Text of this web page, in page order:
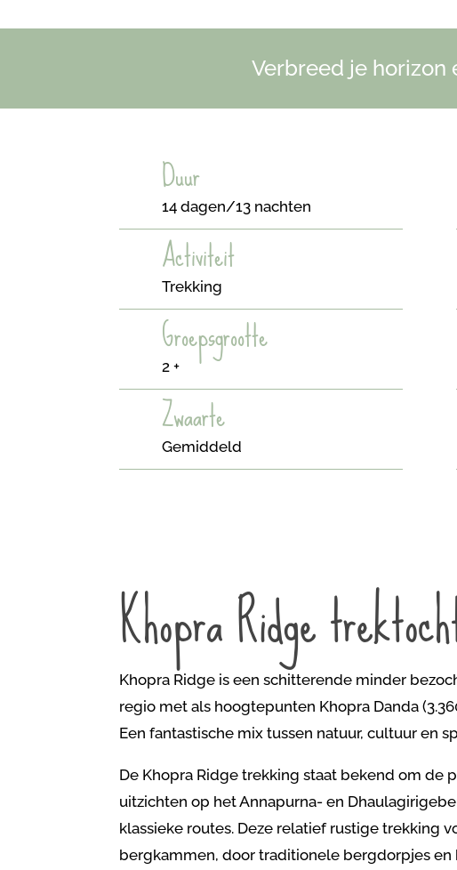
Verbreed je horizon
Duur
14 dagen/13 nachten
Activiteit
Trekking
Groepsgrootte
2 +
Zwaarte
Gemiddeld
Khopra Ridge
Khopra Ridge is een schitterende minder
regio met als hoogtepunten Khopra Danda
Een fantastische mix tussen natuur, cultuur en
De Khopra Ridge trekking staat bekend om de
uitzichten op het Annapurna- en
klassieke routes. Deze relatief rustige trekking
bergkammen, door traditionele bergdorpjes